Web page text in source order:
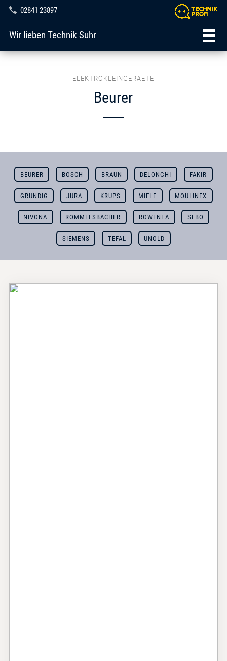
02841 23897
Wir lieben Technik Suhr
ELEKTROKLEINGERAETE
Beurer
BEURER BOSCH BRAUN DELONGHI FAKIR
GRUNDIG JURA KRUPS MIELE MOULINEX
NIVONA ROMMELSBACHER ROWENTA SEBO
SIEMENS TEFAL UNOLD